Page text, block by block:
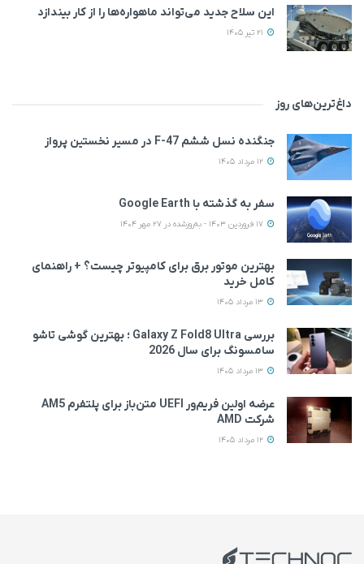
این سلاح جدید می‌تواند ماهواره‌ها را از کار بیندازد
داغ‌ترین‌های روز
جنگنده نسل ششم F-47 در مسیر نخستین پرواز
سفر به گذشته با Google Earth
بهترین موتور برق برای کامپیوتر چیست؟ + راهنمای
کامل خرید
بررسی Galaxy Z Fold8 Ultra ؛ بهترین گوشی تاشو
سامسونگ برای سال 2026
عرضه اولین فریم‌ور UEFI متن‌باز برای پلتفرم AM5
شرکت AMD